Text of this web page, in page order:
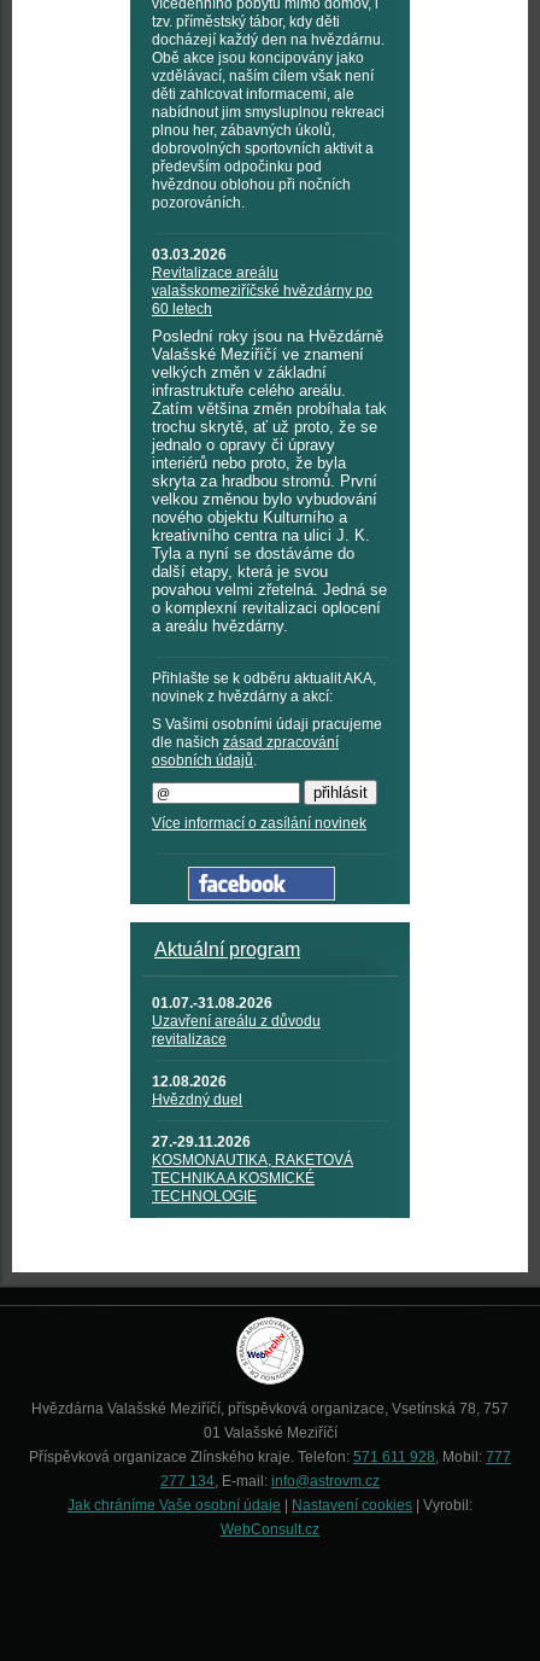
vícedenního pobytu mimo domov, i
tzv. příměstský tábor, kdy děti
docházejí každý den na hvězdárnu.
Obě akce jsou koncipovány jako
vzdělávací, naším cílem však není
děti zahlcovat informacemi, ale
nabídnout jim smysluplnou rekreaci
plnou her, zábavných úkolů,
dobrovolných sportovních aktivit a
především odpočinku pod
hvězdnou oblohou při nočních
pozorováních.
03.03.2026
Revitalizace areálu
valašskomeziříčské hvězdárny po
60 letech
Poslední roky jsou na Hvězdárně
Valašské Meziříčí ve znamení
velkých změn v základní
infrastruktuře celého areálu.
Zatím většina změn probíhala tak
trochu skrytě, ať už proto, že se
jednalo o opravy či úpravy
interiérů nebo proto, že byla
skryta za hradbou stromů. První
velkou změnou bylo vybudování
nového objektu Kulturního a
kreativního centra na ulici J. K.
Tyla a nyní se dostáváme do
další etapy, která je svou
povahou velmi zřetelná. Jedná se
o komplexní revitalizaci oplocení
a areálu hvězdárny.
Přihlašte se k odběru aktualit AKA,
novinek z hvězdárny a akcí:
S Vašimi osobními údaji pracujeme
dle našich zásad zpracování
osobních údajů.
Více informací o zasílání novinek
Aktuální program
01.07.-31.08.2026
Uzavření areálu z důvodu
revitalizace
12.08.2026
Hvězdný duel
27.-29.11.2026
KOSMONAUTIKA, RAKETOVÁ
TECHNIKA A KOSMICKÉ
TECHNOLOGIE
Hvězdárna Valašské Meziříčí, příspěvková organizace, Vsetínská 78, 757
01 Valašské Meziříčí
Příspěvková organizace Zlínského kraje. Telefon: 571 611 928, Mobil: 777
277 134, E-mail: info@astrovm.cz
Jak chráníme Vaše osobní údaje
Nastavení cookies | Vyrobil:
WebConsult.cz